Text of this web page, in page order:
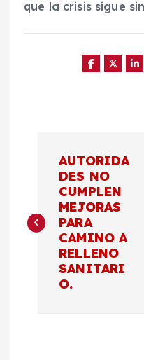
que la crisis sigue
v
AUTORIDA
DES NO
CUMPLEN
MEJORAS
PARA
CAMINO A
RELLENO
SANITARI
O.